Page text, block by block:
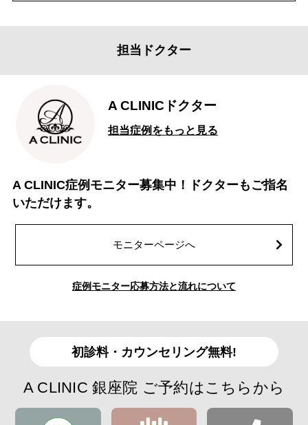
担当ドクター
A CLINICドクター
担当症例をもっと見る
A CLINIC症例モニター募集中！ドクターもご指名
いただけます。
モニターページへ
症例モニター応募方法と流れについて
初診料・カウンセリング無料!
A CLINIC 銀座院 ご予約はこちらから